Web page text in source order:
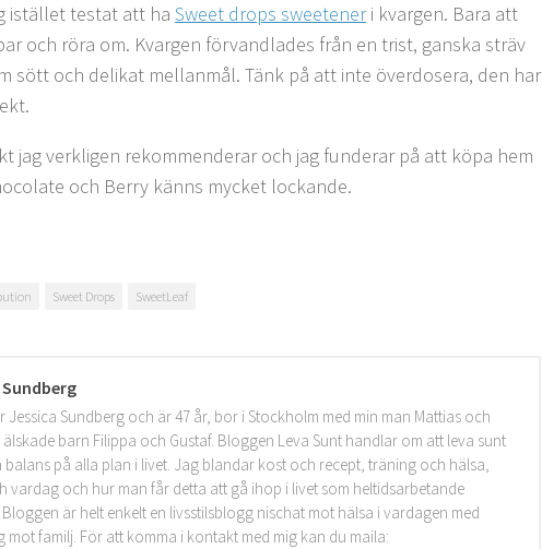
istället testat att ha Sweet drops sweeteneri kvargen. Bara att
och röra om. Kvargen förvandlades från en trist, ganska sträv
sött och delikat mellanmål. Tänk på att inte överdosera, den har
jag verkligen rekommenderar och jag funderar på att köpa hem
och Berry känns mycket lockande.
Sweet Drops SweetLeaf
Jessica Sundberg och är 47 år, bor i Stockholm med min man Mattias och
barn Filippa och Gustaf. Bloggen Leva Sunt handlar om att leva sunt
balans på alla plan i livet. Jag blandar kost och recept, träning och hälsa,
vardag och hur man får detta att gå ihop i livet som heltidsarbetande
är helt enkelt en livsstilsblogg nischat mot hälsa i vardagen med
mot familj. För att komma i kontakt med mig kan du maila: